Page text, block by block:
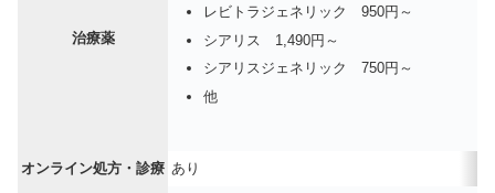
治療薬
レビトラジェネリック 950円～
シアリス 1,490円～
シアリスジェネリック 750円～
他
オンライン処方・診療 あり